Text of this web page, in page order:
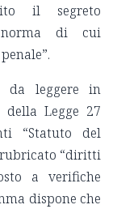
il segreto
norma di cui
da leggere in
Legge 27
“Statuto del
rubricato “diritti
a verifiche
dispone che